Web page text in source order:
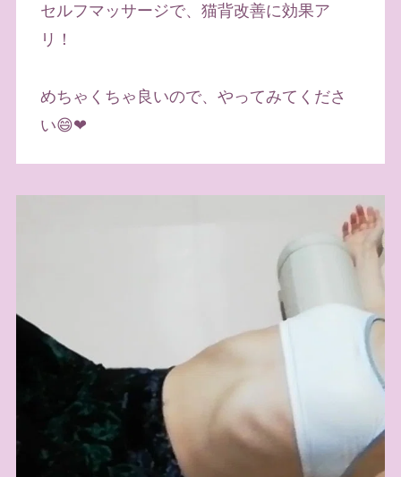
セルフマッサージで、猫背改善に効果ア
リ！
めちゃくちゃ良いので、やってみてくださ
い😄❤